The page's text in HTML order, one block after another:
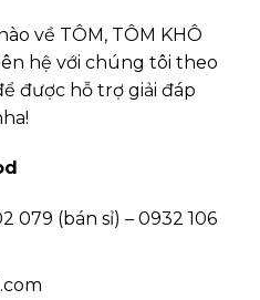
về TÔM, TÔM KHÔ
hệ với chúng tôi theo
được hỗ trợ giải đáp
079 (bán sỉ) – 0932 106